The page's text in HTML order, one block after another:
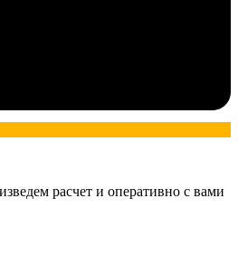
расчет и оперативно с вами